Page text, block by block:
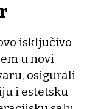
isključivo
u novi
osigurali
i estetsku